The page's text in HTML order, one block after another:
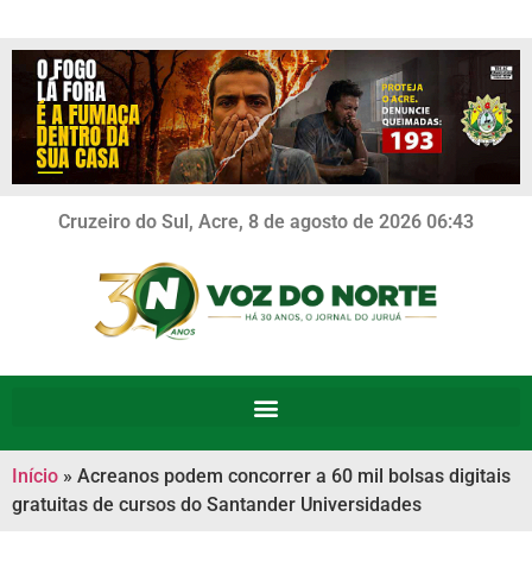
Cruzeiro do Sul, Acre, 8 de agosto de 2026 06:43
Início » Acreanos podem concorrer a 60 mil bolsas digitais
gratuitas de cursos do Santander Universidades